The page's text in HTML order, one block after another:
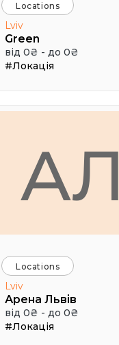
Locations
Lviv
Green
від 0₴ - до 0₴
#Локація
АЛ
Locations
Lviv
Арена Львів
від 0₴ - до 0₴
#Локація